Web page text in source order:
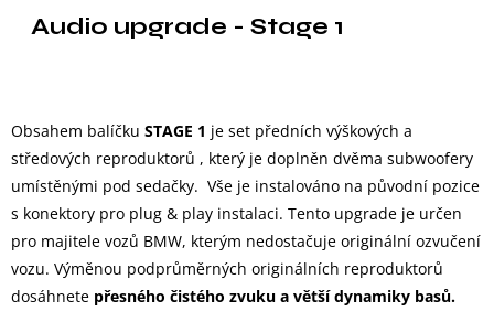
Audio upgrade - Stage 1
Obsahem balíčku STAGE 1 je set předních výškových a
středových reproduktorů , který je doplněn dvěma subwoofery
umístěnými pod sedačky. Vše je instalováno na původní pozice
s konektory pro plug & play instalaci. Tento upgrade je určen
pro majitele vozů BMW, kterým nedostačuje originální ozvučení
vozu. Výměnou podprůměrných originálních reproduktorů
dosáhnete přesného čistého zvuku a větší dynamiky basů.